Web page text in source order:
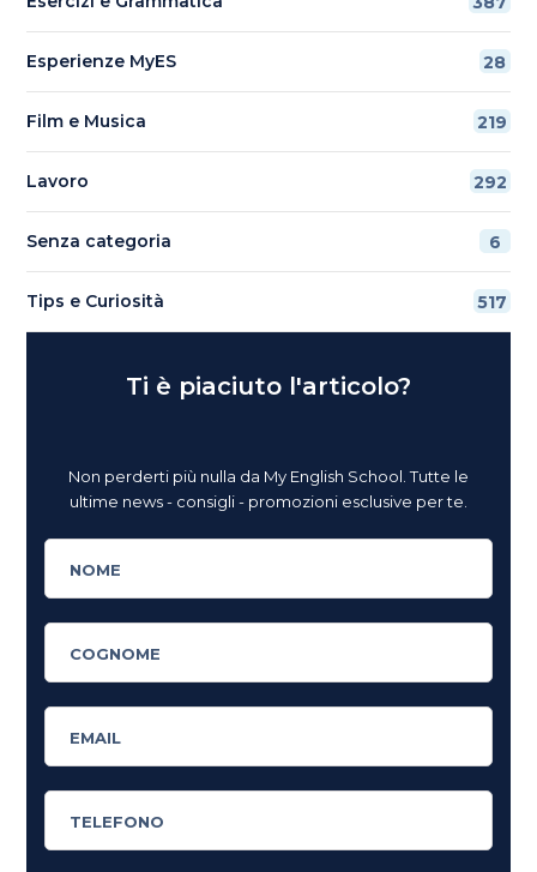
Esperienze MyES 28
Film e Musica 219
Lavoro 292
Senza categoria 6
Tips e Curiosità 517
Ti è piaciuto l'articolo?
Non perderti più nulla da My English School. Tutte le
ultime news - consigli - promozioni esclusive per te.